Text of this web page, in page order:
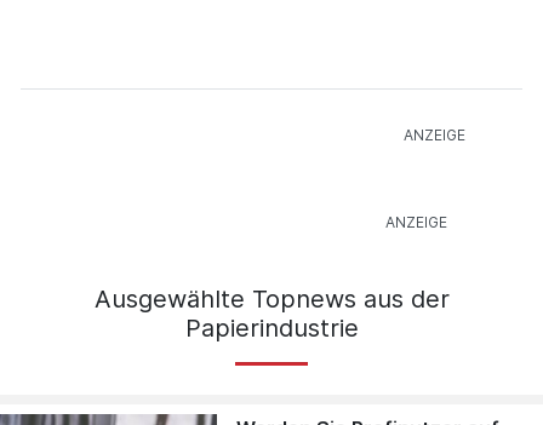
Ausgewählte Topnews aus der
Papierindustrie